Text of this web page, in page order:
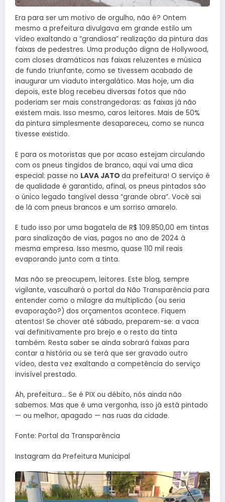
Era para ser um motivo de orgulho, não é? Ontem
mesmo a prefeitura divulgava em grande estilo um
vídeo exaltando a “grandiosa” realização da pintura das
faixas de pedestres. Uma produção digna de Hollywood,
com closes dramáticos nas faixas reluzentes e música
de fundo triunfante, como se tivessem acabado de
inaugurar um viaduto intergalático. Mas hoje, um dia
depois, este blog recebeu diversas fotos que não
poderiam ser mais constrangedoras: as faixas já não
existem mais. Isso mesmo, caros leitores. Mais de 50%
da pintura simplesmente desapareceu, como se nunca
tivesse existido.
E para os motoristas que por acaso estejam circulando
com os pneus tingidos de branco, aqui vai uma dica
especial: passe no LAVA JATO da prefeitura! O serviço é
de qualidade é garantido, afinal, os pneus pintados são
o único legado tangível dessa “grande obra”. Você sai
de lá com pneus brancos e um sorriso amarelo.
E tudo isso por uma bagatela de R$ 109.850,00 em tintas
para sinalização de vias, pagos no ano de 2024 à
mesma empresa. Isso mesmo, quase 110 mil reais
evaporando junto com a tinta.
Mas não se preocupem, leitores. Este blog, sempre
vigilante, vasculhará o portal da Não Transparência para
entender como o milagre da multiplicão (ou seria
evaporação?) dos orçamentos acontece. Fiquem
atentos! Se chover até sábado, preparem-se: a vaca
vai definitivamente pro brejo e o resto da tinta
também. Resta saber se ainda sobrará faixas para
contar a história ou se terá que ser gravado outro
vídeo, desta vez exaltando a competência do serviço
invisível prestado.
Ah, prefeitura… Se é PIX ou débito, nós ainda não
sabemos. Mas que é uma vergonha, isso já está pintado
— ou melhor, apagado — nas ruas da cidade.
Fonte: Portal da Transparência
Instagram da Prefeitura Municipal